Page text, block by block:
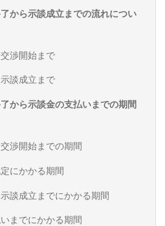
から示談成立までの流れについ
渉開始まで
談成立まで
から示談金の支払いまでの期間
渉開始までの期間
にかかる期間
談成立までにかかる期間
までにかかる期間